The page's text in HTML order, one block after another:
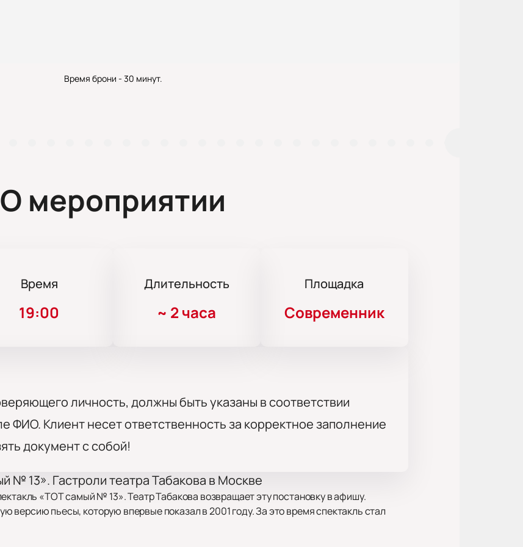
Время брони - 30 минут.
О мероприятии
Время
19:00
Длительность
~ 2 часа
Площадка
Современник
личность, должны быть указаны в соответствии
ФИО. Клиент несет ответственность за корректное заполнение
документ с собой!
№ 13». Гастроли театра Табакова в Москве
«ТОТ самый № 13». Театр Табакова возвращает эту постановку в афишу.
версию пьесы, которую впервые показал в 2001 году. За это время спектакль стал